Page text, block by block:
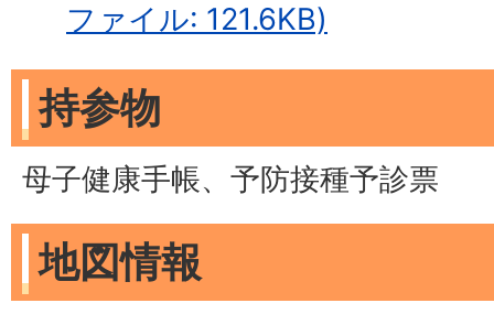
ファイル: 121.6KB)
持参物
母子健康手帳、予防接種予診票
地図情報